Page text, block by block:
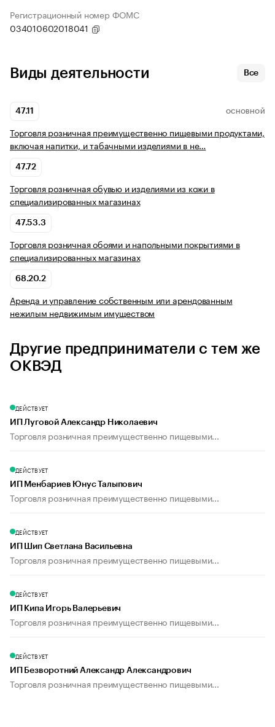
Регистрационный номер ФОМС
034010602018041
Виды деятельности Все
47.11 ОСНОВНОЙ
Торговля розничная преимущественно пищевыми продуктами,
включая напитки, и табачными изделиями в не…
47.72
Торговля розничная обувью и изделиями из кожи в
специализированных магазинах
47.53.3
Торговля розничная обоями и напольными покрытиями в
специализированных магазинах
68.20.2
Аренда и управление собственным или арендованным
нежилым недвижимым имуществом
Другие предприниматели с тем же
ОКВЭД
ДЕЙСТВУЕТ
ИП Луговой Александр Николаевич
Торговля розничная преимущественно пищевыми...
ДЕЙСТВУЕТ
ИП Менбариев Юнус Талыпович
Торговля розничная преимущественно пищевыми...
ДЕЙСТВУЕТ
ИП Шип Светлана Васильевна
Торговля розничная преимущественно пищевыми...
ДЕЙСТВУЕТ
ИП Кипа Игорь Валерьевич
Торговля розничная преимущественно пищевыми...
ДЕЙСТВУЕТ
ИП Безворотний Александр Александрович
Торговля розничная преимущественно пищевыми...